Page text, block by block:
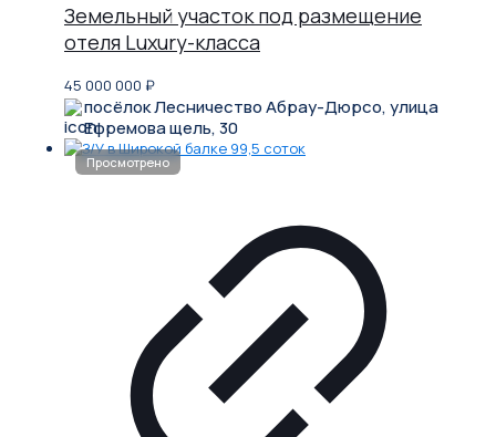
Земельный участок под размещение
отеля Luxury-класса
45 000 000 ₽
посёлок Лесничество Абрау-Дюрсо, улица
Ефремова щель, 30